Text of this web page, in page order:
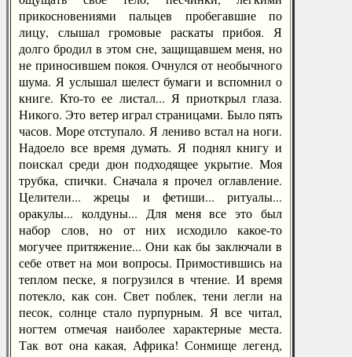
прикосновениями пальцев пробегавшие по
лицу, слышал громовые раскаты прибоя. Я
долго бродил в этом сне, защищавшем меня, но
не приносившем покоя. Очнулся от необычного
шума. Я услышал шелест бумаги и вспомнил о
книге. Кто-то ее листал... Я приоткрыл глаза.
Никого. Это ветер играл страницами. Было пять
часов. Море отступало. Я лениво встал на ноги.
Надоело все время думать. Я поднял книгу и
поискал среди дюн подходящее укрытие. Моя
трубка, спички. Сначала я прочел оглавление.
Целители... жрецы и фетиши... ритуалы...
оракулы... колдуны... Для меня все это был
набор слов, но от них исходило какое-то
могучее притяжение... Они как бы заключали в
себе ответ на мои вопросы. Примостившись на
теплом песке, я погрузился в чтение. И время
потекло, как сон. Свет поблек, тени легли на
песок, солнце стало пурпурным. Я все читал,
ногтем отмечая наиболее характерные места.
Так вот она какая, Африка! Сонмище легенд,